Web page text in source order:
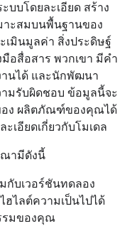
บบโดยละเอียด สร้าง
ะสมบนพื้นฐานของ
เมินมูลค่า สิ่งประดิษฐ์
อสื่อสาร พวกเขา มีคำ
านได้ และนักพัฒนา
มรับผิดชอบ ข้อมูลนี้จะ
อง ผลิตภัณฑ์ของคุณได้
เอียดเกี่ยวกับโมเดล
ามีดังนี้
กับเวอร์ชันทดลอง
ฮไลต์ความเป็นไปได้
รมของคุณ